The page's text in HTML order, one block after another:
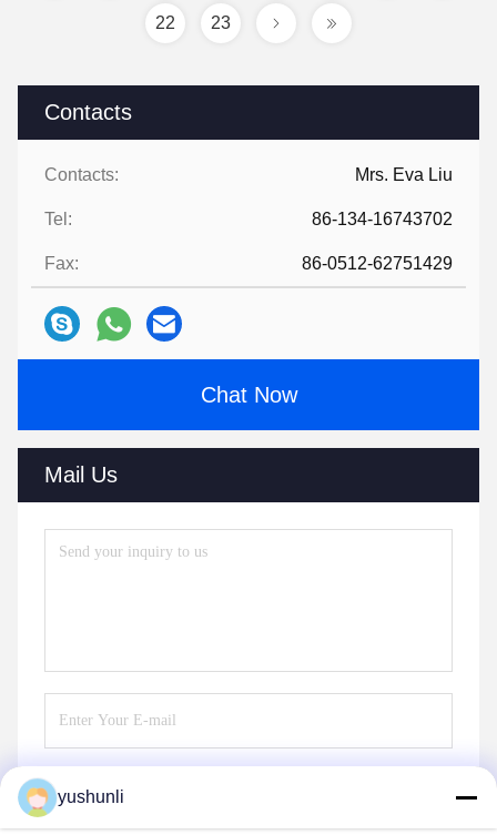
Contacts
Contacts: Mrs. Eva Liu
Tel: 86-134-16743702
Fax: 86-0512-62751429
Chat Now
Mail Us
22 23
yushunli